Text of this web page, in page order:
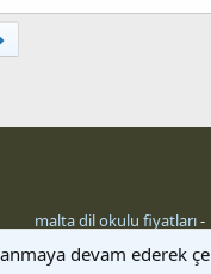
malta dil okulu fiyatları-
devam ederek